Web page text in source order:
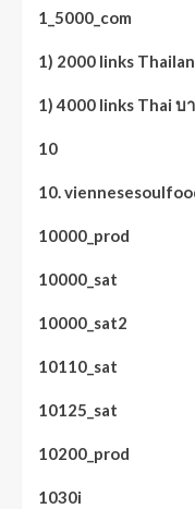
1_5000_com
1) 2000 links
1) 4000 links Thai บ
10
10.
10000_prod
10000_sat
10000_sat2
10110_sat
10125_sat
10200_prod
1030i